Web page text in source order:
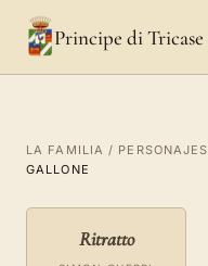
Principe di Tricase
LA FAMILIA / PERSONAJES
GALLONE
Ritratto